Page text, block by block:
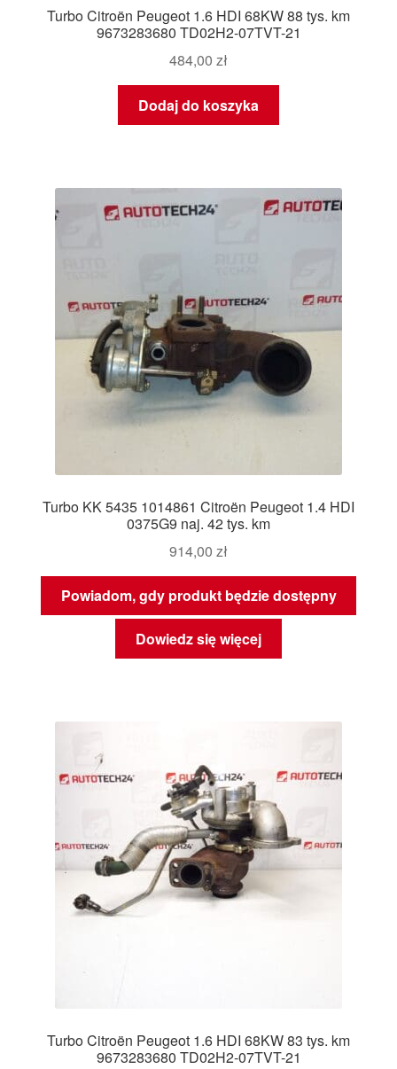
Turbo Citroën Peugeot 1.6 HDI 68KW 88 tys. km
9673283680 TD02H2-07TVT-21
484,00 zł
Dodaj do koszyka
Turbo KK 5435 1014861 Citroën Peugeot 1.4 HDI
0375G9 naj. 42 tys. km
914,00 zł
Powiadom, gdy produkt będzie dostępny
Dowiedz się więcej
Turbo Citroën Peugeot 1.6 HDI 68KW 83 tys. km
9673283680 TD02H2-07TVT-21